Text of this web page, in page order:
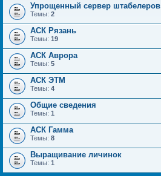
Упрощенный сервер штабелеров
Темы: 2
АСК Рязань
Темы: 19
АСК Аврора
Темы: 5
АСК ЭТМ
Темы: 4
Общие сведения
Темы: 1
АСК Гамма
Темы: 8
Выращивание личинок
Темы: 1